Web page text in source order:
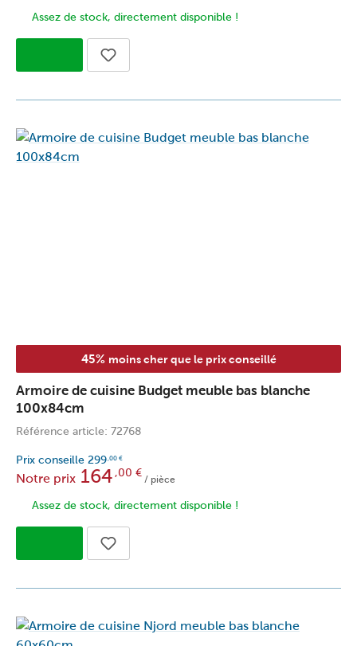
Assez de stock, directement disponible !
45% moins cher que le prix conseillé
Armoire de cuisine Budget meuble bas blanche
100x84cm
Référence article: 72768
Prix conseille 299 ,00 €
Notre prix 164,00 €
/ pièce
Assez de stock, directement disponible !